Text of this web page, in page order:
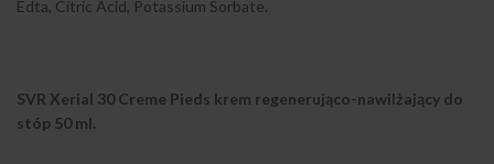
Edta, Citric Acid, Potassium Sorbate.
SVR Xerial 30 Creme Pieds krem regenerująco-nawilżający do
stóp 50 ml.